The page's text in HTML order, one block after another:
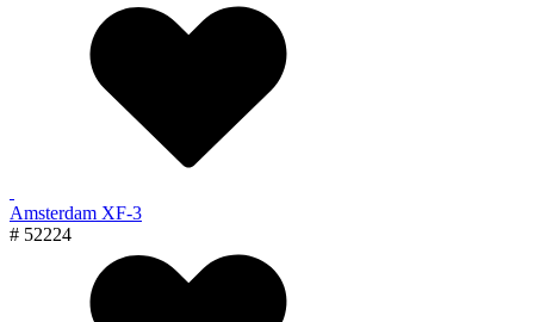
Amsterdam XF-3
# 52224